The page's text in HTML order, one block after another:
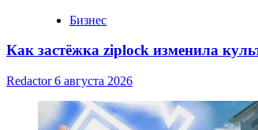
Бизнес
Как застёжка ziplock изменила
Redactor6 августа 2026